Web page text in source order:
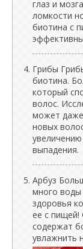
глаз и
ломкости
биотина с
Грибы
биотина.
который
волос.
может даже
новых
выпадения.
Арбуз
много воды
здоровья
ее с пищей!
содержат
увлажнить